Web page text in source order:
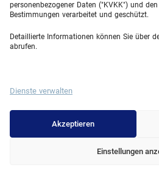
personenbezogener Daten ("KVKK") und
Bestimmungen verarbeitet und geschützt.
Detaillierte Informationen können Sie über
abrufen.
Dienste verwalten
Akzeptieren
Einstellungen
Über uns
Medizinische Einheiten